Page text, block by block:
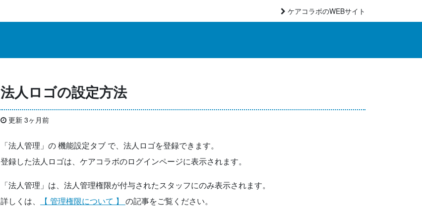
ケアコラボのWEBサイト
法人ロゴの設定方法
更新 3ヶ月前
「法人管理」の 機能設定タブ で、法人ロゴを登録できます。
登録した法人ロゴは、ケアコラボのログインページに表示されます。
「法人管理」は、法人管理権限が付与されたスタッフにのみ表示されます。
詳しくは、
【 管理権限について 】 の記事をご覧ください。